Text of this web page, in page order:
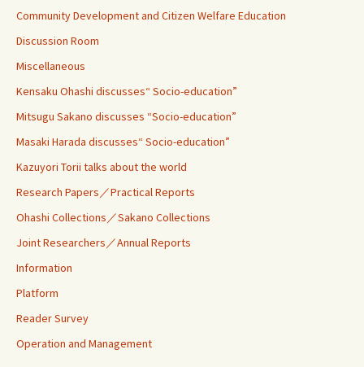
Community Development and Citizen Welfare Education
Discussion Room
Miscellaneous
Kensaku Ohashi discusses“ Socio-education”
Mitsugu Sakano discusses “Socio-education”
Masaki Harada discusses“ Socio-education”
Kazuyori Torii talks about the world
Research Papers／Practical Reports
Ohashi Collections／Sakano Collections
Joint Researchers／Annual Reports
Information
Platform
Reader Survey
Operation and Management